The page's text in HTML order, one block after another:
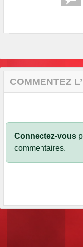
COMMENTEZ
Connectez-vous
commentaires.